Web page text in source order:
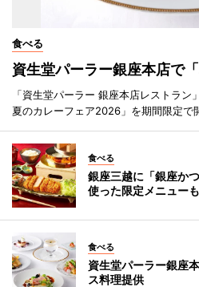
食べる
資生堂パーラー銀座本店で
「資生堂パーラー 銀座本店レストラ
夏のカレーフェア2026」を期間限定で
食べる
銀座三越に「銀座か
使った限定メニューも
食べる
資生堂パーラー銀座
ス料理提供